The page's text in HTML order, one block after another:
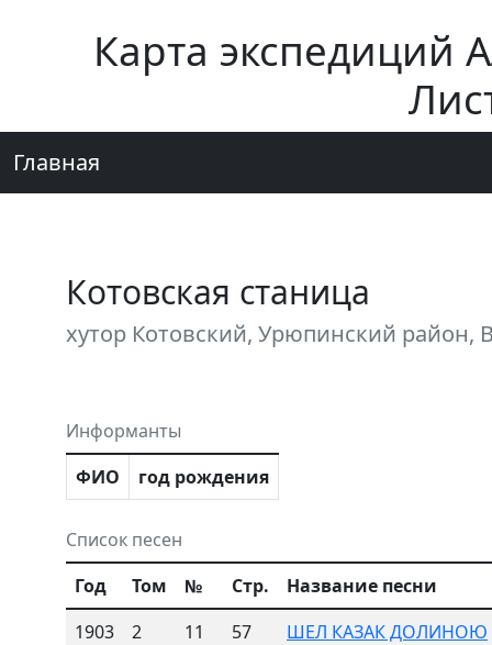
Карта экспедиций
Главная
Котовская станица
хутор Котовский, Урюпинский район,
Информанты
ФИО
год рождения
Список песен
Год
Том № Стр.
Название песни
1903
2 11 57
ШЕЛ КАЗАК ДОЛИНОЮ